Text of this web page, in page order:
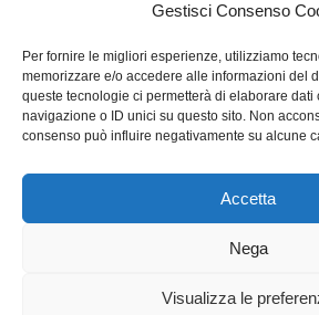
Gestisci Consenso
Per fornire le migliori esperienze, utilizziamo
memorizzare e/o accedere alle informazioni del
queste tecnologie ci permetterà di elaborare dati
navigazione o ID unici su questo sito. Non
consenso può influire negativamente su alcune
Accetta
Nega
Visualizza le
Email: info@accademiabonifaciana.eu
Telefono:328 5354419
Accademia Bonifaciana ©. All rights